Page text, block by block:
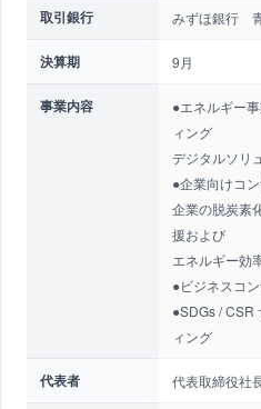
取引銀行 みずほ銀行
決算期 9月
事業内容
●エネルギー
ィング
デジタルソリ
●企業向けコ
企業の脱炭素
援および
エネルギー効
●ビジネスコ
●SDGs / CSR
ィング
代表者 代表取締役社